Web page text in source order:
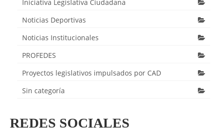
Iniciativa Legislativa Ciudadana
Noticias Deportivas
Noticias Institucionales
PROFEDES
Proyectos legislativos impulsados por CAD
Sin categoría
REDES SOCIALES